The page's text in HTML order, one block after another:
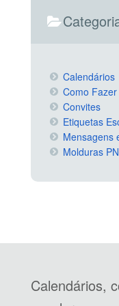
Calendários
Como Fazer
Convites
Etiquetas
Mensagens
Molduras
Calendários,